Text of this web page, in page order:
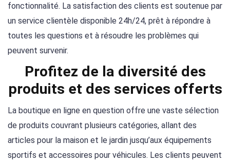
fonctionnalité. La satisfaction des clients est soutenue par
un service clientèle disponible 24h/24, prêt à répondre à
toutes les questions et à résoudre les problèmes qui
peuvent survenir.
Profitez de la diversité des
produits et des services offerts
La boutique en ligne en question offre une vaste sélection
de produits couvrant plusieurs catégories, allant des
articles pour la maison et le jardin jusqu’aux équipements
sportifs et accessoires pour véhicules. Les clients peuvent